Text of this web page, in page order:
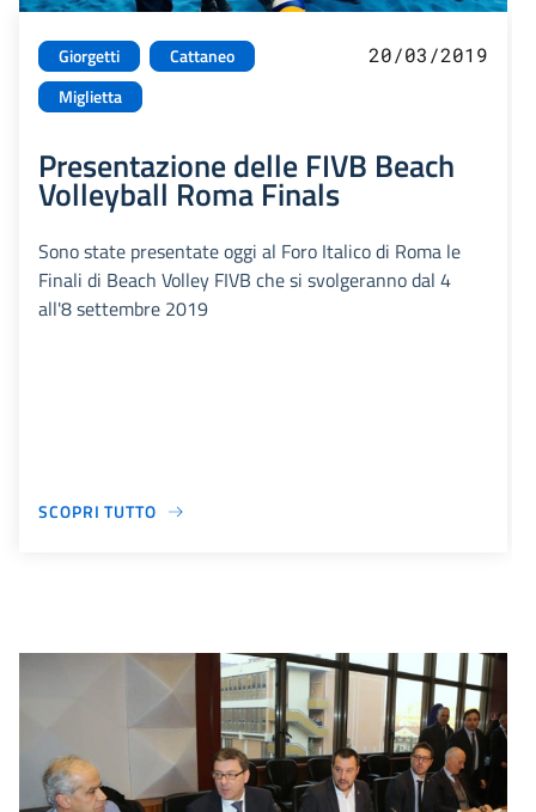
Giorgetti
Cattaneo
Miglietta
20/03/2019
Presentazione delle FIVB Beach
Volleyball Roma Finals
Sono state presentate oggi al Foro Italico di Roma le
Finali di Beach Volley FIVB che si svolgeranno dal 4
all'8 settembre 2019
SCOPRI TUTTO